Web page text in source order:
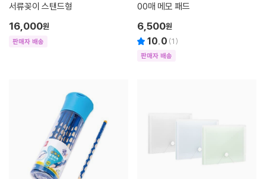
서류꽂이 스탠드형
16,000원
판매자 배송
00매 메모 패드
6,500원
10.0 (1)
판매자 배송